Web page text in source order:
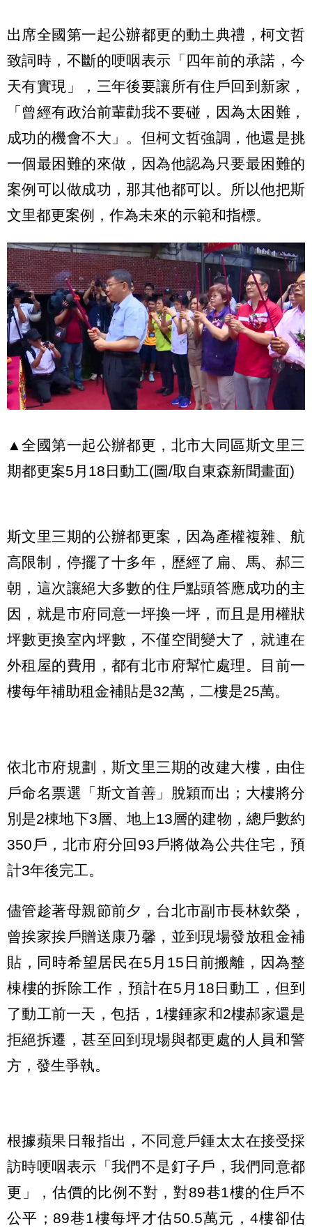
出席全國第一起公辦都更的動土典禮，柯文哲
致詞時，不斷的哽咽表示「四年前的承諾，今
天有實現」，三年後要讓所有住戶回到新家，
「曾經有政治前輩勸我不要碰，因為太困難，
成功的機會不大」。但柯文哲強調，他還是挑
一個最困難的來做，因為他認為只要最困難的
案例可以做成功，那其他都可以。所以他把斯
文里都更案例，作為未來的示範和指標。
▲全國第一起公辦都更，北市大同區斯文里三
期都更案5月18日動工(圖/取自東森新聞畫面)
斯文里三期的公辦都更案，因為產權複雜、航
高限制，停擺了十多年，歷經了扁、馬、郝三
朝，這次讓絕大多數的住戶點頭答應成功的主
因，就是市府同意一坪換一坪，而且是用權狀
坪數更換室內坪數，不僅空間變大了，就連在
外租屋的費用，都有北市府幫忙處理。目前一
樓每年補助租金補貼是32萬，二樓是25萬。
依北市府規劃，斯文里三期的改建大樓，由住
戶命名票選「斯文首善」脫穎而出；大樓將分
別是2棟地下3層、地上13層的建物，總戶數約
350戶，北市府分回93戶將做為公共住宅，預
計3年後完工。
儘管趁著母親節前夕，台北市副市長林欽榮，
曾挨家挨戶贈送康乃馨，並到現場發放租金補
貼，同時希望居民在5月15日前搬離，因為整
棟樓的拆除工作，預計在5月18日動工，但到
了動工前一天，包括，1樓鍾家和2樓郝家還是
拒絕拆遷，甚至回到現場與都更處的人員和警
方，發生爭執。
根據蘋果日報指出，不同意戶鍾太太在接受採
訪時哽咽表示「我們不是釘子戶，我們同意都
更」，估價的比例不對，對89巷1樓的住戶不
公平；89巷1樓每坪才估50.5萬元，4樓卻估